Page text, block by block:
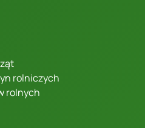
rolniczych
rolnych